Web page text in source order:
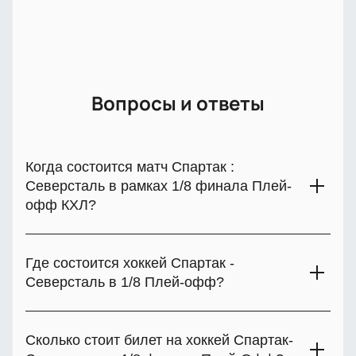
Вопросы и ответы
Когда состоится матч Спартак :
Северсталь в рамках 1/8 финала Плей-
офф КХЛ?
С 29 февраля по 8 марта 2024 года запланировано
Гагарина. Покупайте билеты на этот исторический матч
Спартак - Северсталь на нашем сайте!
Где состоится хоккей Спартак -
Северсталь в 1/8 Плей-офф?
Поединок хоккейных клубов Спартак и Северсталь
Приглашаем всех любителей хоккея на встречу, чтобы
Сколько стоит билет на хоккей Спартак-